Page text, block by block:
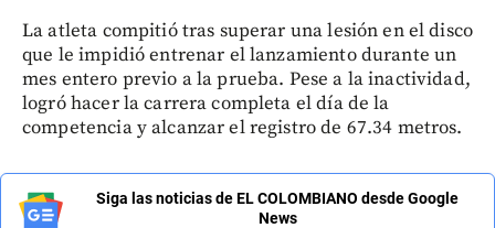
La atleta compitió tras superar una lesión en el disco
que le impidió entrenar el lanzamiento durante un
mes entero previo a la prueba. Pese a la inactividad,
logró hacer la carrera completa el día de la
competencia y alcanzar el registro de 67.34 metros.
Siga las noticias de EL COLOMBIANO desde Google
News